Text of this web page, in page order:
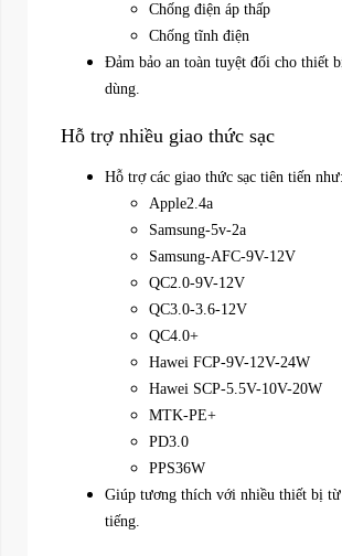
Chống điện áp thấp
Chống tĩnh điện
Đảm bảo an toàn tuyệt đối cho thiết
dùng.
Hỗ trợ nhiều giao thức sạc
Hỗ trợ các giao thức sạc tiên tiến như:
Apple2.4a
Samsung-5v-2a
Samsung-AFC-9V-12V
QC2.0-9V-12V
QC3.0-3.6-12V
QC4.0+
Hawei FCP-9V-12V-24W
Hawei SCP-5.5V-10V-20W
MTK-PE+
PD3.0
PPS36W
Giúp tương thích với nhiều thiết bị từ
tiếng.